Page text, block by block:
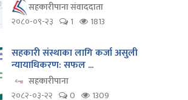
सहकारीपाना संवाददाता
२०८०-०९-२३
1 1813
सहकारी संस्थाका लागि कर्जा असुली
न्यायाधिकरण: सफल ...
सहकारीपाना
२०८२-०३-२२
0 1309